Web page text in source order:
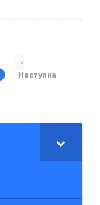
«
Наступна